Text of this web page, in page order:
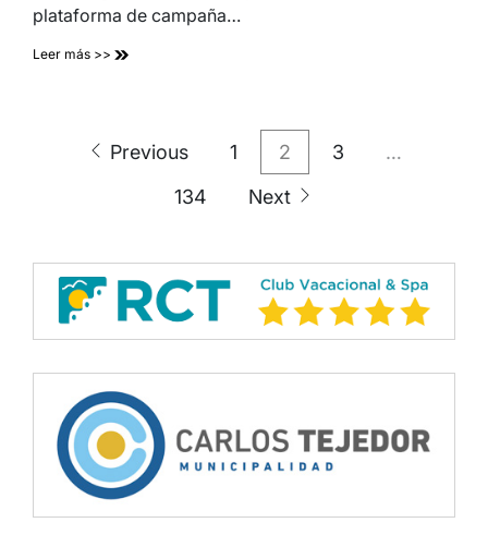
plataforma de campaña…
Leer más >>
Paginación
Previous 1 2 3
…
134
Next